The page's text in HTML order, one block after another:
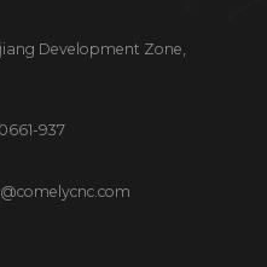
Development Zone,
937